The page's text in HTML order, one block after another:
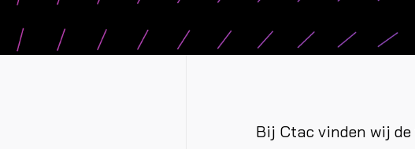
Bij Ctac vinden wij